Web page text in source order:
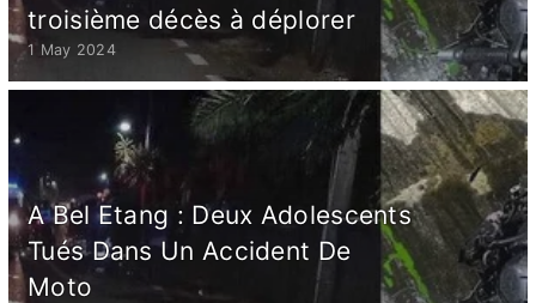
troisième décès à déplorer
1 May 2024
A Bel Etang : Deux Adolescents
Tués Dans Un Accident De
Moto